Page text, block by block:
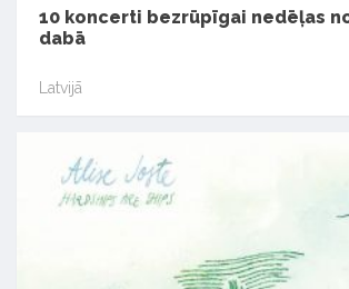
10 koncerti bezrūpīgai nedēļas
dabā
Latvijā